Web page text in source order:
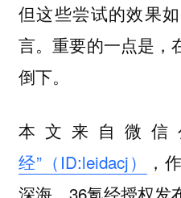
但这些尝试的效果
言。重要的一点是，
倒下。
本文来自微信
经”（ID:leidacj）
，